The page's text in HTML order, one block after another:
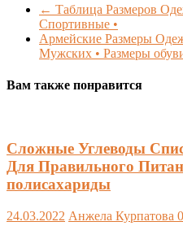
← Таблица Размеров
Спортивные •
Армейские Размеры
Мужских • Размеры
Вам также понравится
Сложные Углеводы
Для Правильного
полисахариды
24.03.2022 Анжела Курпатова 0